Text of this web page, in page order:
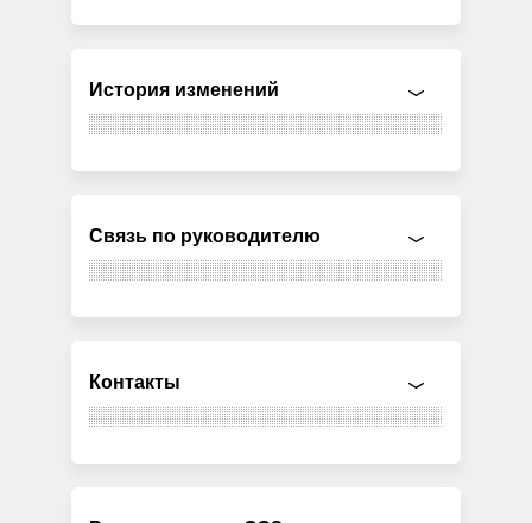
История изменений
Связь по руководителю
Контакты